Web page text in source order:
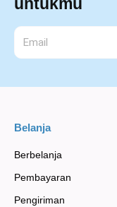
Belanja
Berbelanja
Pembayaran
Pengiriman